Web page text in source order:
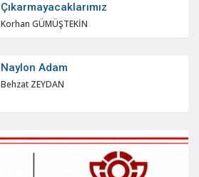
Çıkarmayacaklarımız
Korhan GÜMÜŞTEKİN
Naylon Adam
Behzat ZEYDAN